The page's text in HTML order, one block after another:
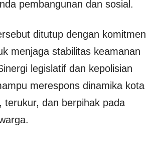
pembangunan dan sosial.
ditutup dengan komitmen
menjaga stabilitas keamanan
legislatif dan kepolisian
merespons dinamika kota
terukur, dan berpihak pada